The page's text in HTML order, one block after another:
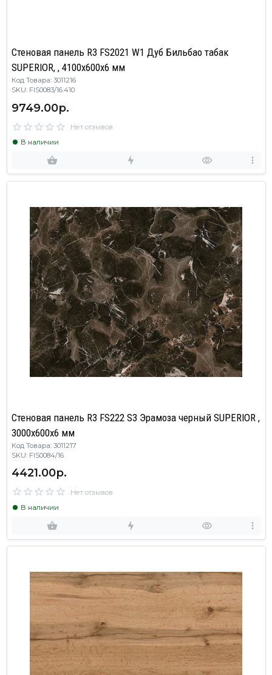
Стеновая панель R3 FS2021 W1 Дуб Бильбао табак
SUPERIOR, , 4100х600х6 мм
Код Товара: 3011216
SKU: FIS0083/16.410
9749.00р.
Нет отзывов
В наличии
Стеновая панель R3 FS222 S3 Эрамоза черный SUPERIOR ,
3000х600х6 мм
Код Товара: 3011217
SKU: FIS0084/16
4421.00р.
Нет отзывов
В наличии